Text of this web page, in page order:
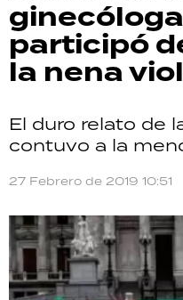
participó
la nena
El duro relato de
contuvo a la
27 Febrero de 2019 10:51
ECONOMÍA
GRAN
SALUD
DEPORTES
RECETAS